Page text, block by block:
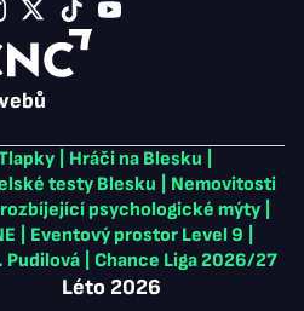
Hráči na Blesku
testy Blesku
Nemovitosti
psychologické mýty
Eventový prostor Level 9
Pudilová
Chance Liga 2026/27
Léto 2026